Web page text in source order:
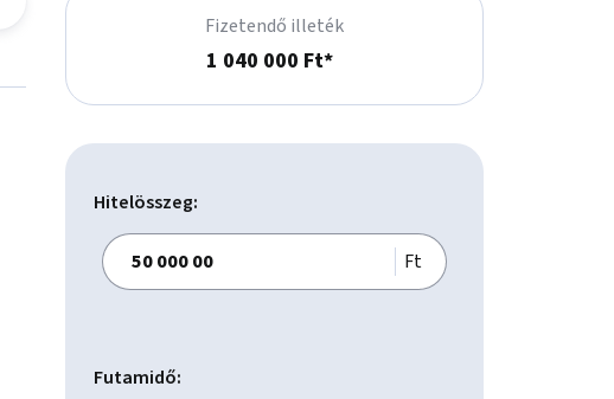
Fizetendő illeték
1 040 000 Ft*
Hitelösszeg:
Ft
Futamidő: